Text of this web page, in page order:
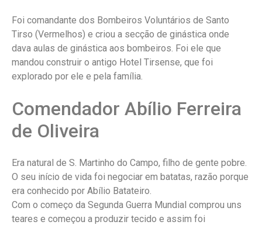
Foi comandante dos Bombeiros Voluntários de Santo
Tirso (Vermelhos) e criou a secção de ginástica onde
dava aulas de ginástica aos bombeiros. Foi ele que
mandou construir o antigo Hotel Tirsense, que foi
explorado por ele e pela família.
Comendador Abílio Ferreira
de Oliveira
Era natural de S. Martinho do Campo, filho de gente pobre.
O seu início de vida foi negociar em batatas, razão porque
era conhecido por Abílio Batateiro.
Com o começo da Segunda Guerra Mundial comprou uns
teares e começou a produzir tecido e assim foi